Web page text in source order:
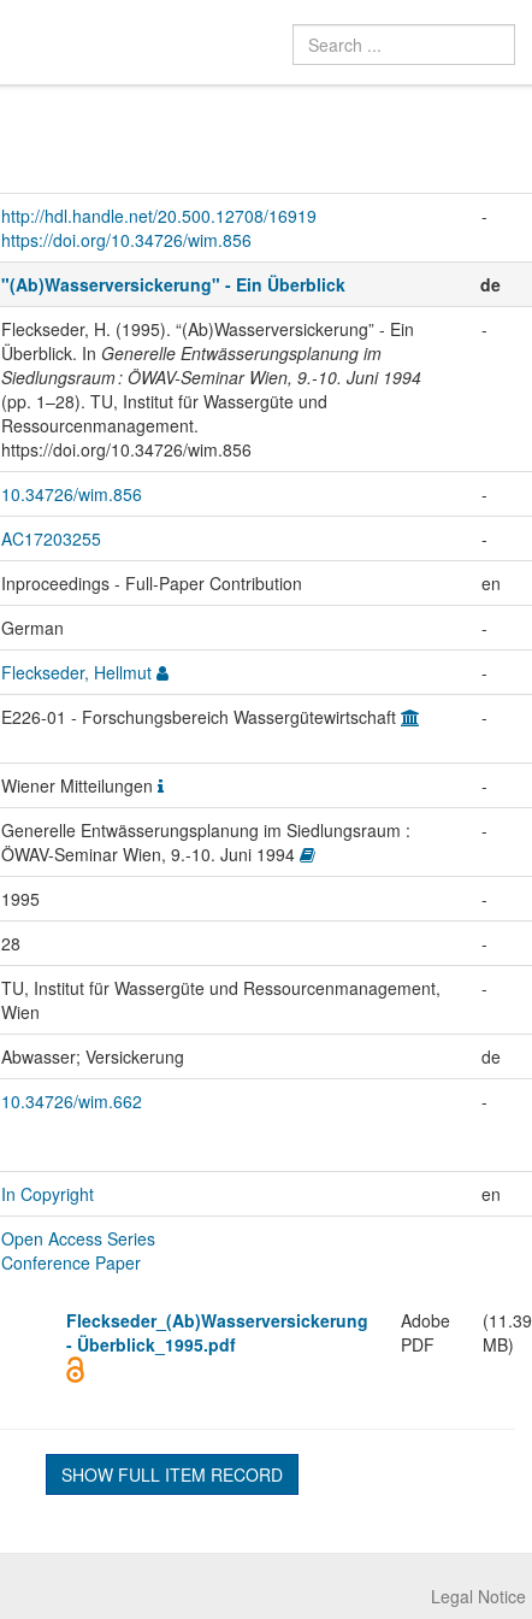
http://hdl.handle.net/20.500.12708/16919
https://doi.org/10.34726/wim.856
-
"(Ab)Wasserversickerung" - Ein Überblick
de
Fleckseder, H. (1995). “(Ab)Wasserversickerung” - Ein
Überblick. In Generelle Entwässerungsplanung im
Siedlungsraum : ÖWAV-Seminar Wien, 9.-10. Juni 1994
(pp. 1–28). TU, Institut für Wassergüte und
Ressourcenmanagement.
https://doi.org/10.34726/wim.856
-
10.34726/wim.856
-
AC17203255
-
Inproceedings - Full-Paper Contribution
en
German
-
Fleckseder, Hellmut
-
E226-01 - Forschungsbereich Wassergütewirtschaft -
Wiener Mitteilungen
-
Generelle Entwässerungsplanung im Siedlungsraum :
ÖWAV-Seminar Wien, 9.-10. Juni 1994
-
1995
-
28
-
TU, Institut für Wassergüte und Ressourcenmanagement,
Wien
-
Abwasser; Versickerung
de
10.34726/wim.662 -
In Copyright
en
Open Access Series
Conference Paper
Fleckseder_(Ab)Wasserversickerung
- Überblick_1995.pdf
Adobe
PDF
(11.39
MB)
SHOW FULL ITEM RECORD
Legal Notice